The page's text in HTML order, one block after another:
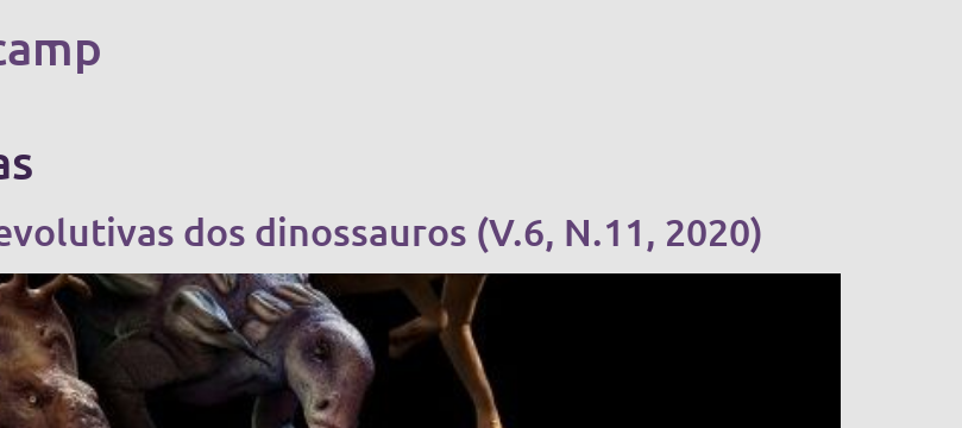
dos dinossauros (V.6, N.11, 2020)